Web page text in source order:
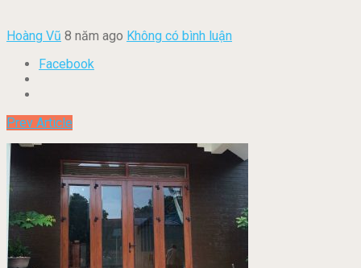
Hoàng Vũ 8 năm ago Không có bình luận
Facebook
Prev Article